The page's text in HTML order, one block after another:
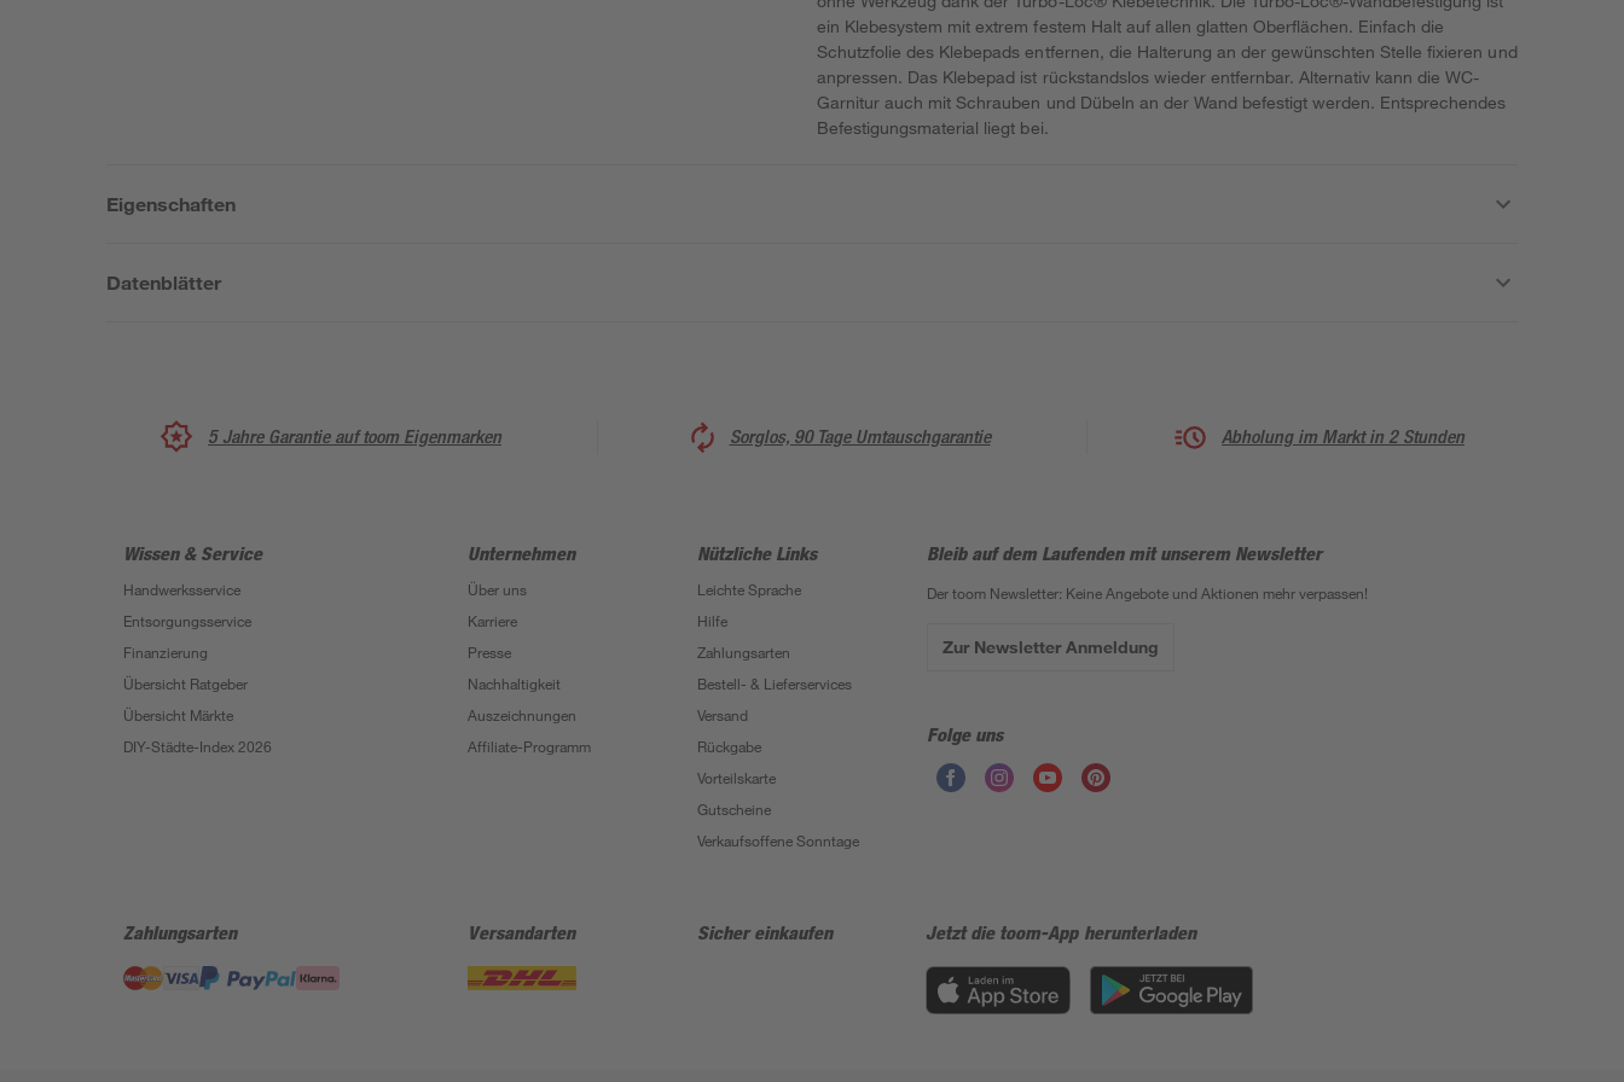
ein Klebesystem mit extrem festem Halt auf allen glatten Oberflächen. Einfach die
Schutzfolie des Klebepads entfernen, die Halterung an der gewünschten Stelle fixieren und
anpressen. Das Klebepad ist rückstandslos wieder entfernbar. Alternativ kann die WC-
Garnitur auch mit Schrauben und Dübeln an der Wand befestigt werden. Entsprechendes
Befestigungsmaterial liegt bei.
Eigenschaften
Datenblätter
5 Jahre Garantie auf toom Eigenmarken Sorglos, 90 Tage Umtauschgarantie Abholung im Markt in 2 Stunden
Wissen & Service
Handwerksservice
Entsorgungsservice
Finanzierung
Übersicht Ratgeber
Übersicht Märkte
DIY-Städte-Index 2026
Unternehmen
Über uns
Karriere
Presse
Nachhaltigkeit
Auszeichnungen
Affiliate-Programm
Nützliche Links
Leichte Sprache
Hilfe
Zahlungsarten
Bestell- & Lieferservices
Versand
Rückgabe
Vorteilskarte
Gutscheine
Verkaufsoffene Sonntage
Bleib auf dem Laufenden mit unserem Newsletter
Der toom Newsletter: Keine Angebote und Aktionen mehr verpassen!
Zur Newsletter Anmeldung
Folge uns
Zahlungsarten Versandarten Sicher einkaufen Jetzt die toom-App herunterladen